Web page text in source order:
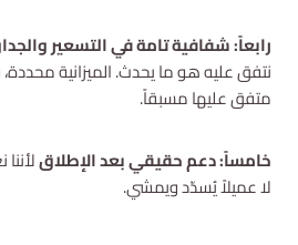
رابعاً: شفافية تامة في التسعير
نتفق عليه هو ما يحدث. الميزانية
متفق عليها مسبقاً.
خامساً: دعم حقيقي بعد الإطلاق
لا عميلاً يُسدّد ويمشي.